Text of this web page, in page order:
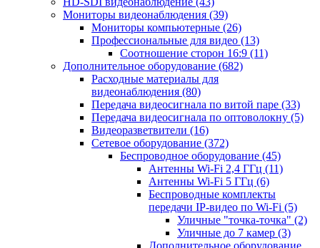
Мониторы видеонаблюдения (39)
Мониторы компьютерные (26)
Профессиональные для видео (13)
Соотношение сторон 16:9 (11)
Дополнительное оборудование (682)
Расходные материалы для
видеонаблюдения (80)
Передача видеосигнала по витой паре (33)
Передача видеосигнала по оптоволокну (5)
Видеоразветвители (16)
Сетевое оборудование (372)
Беспроводное оборудование (45)
Антенны Wi-Fi 2,4 ГГц (11)
Антенны Wi-Fi 5 ГГц (6)
Беспроводные комплекты
передачи IP-видео по Wi-Fi (5)
Уличные "точка-точка" (2)
Уличные до 7 камер (3)
Дополнительное оборудование